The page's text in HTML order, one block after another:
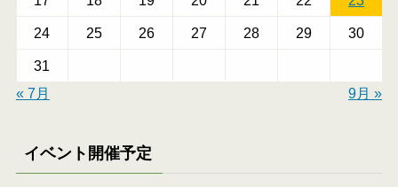
24 25 26 27 28 29 30
31
« 7月
9月 »
イベント開催予定